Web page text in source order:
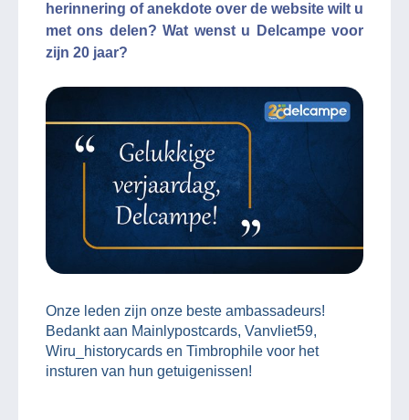
herinnering of anekdote over de website wilt u
met ons delen? Wat wenst u Delcampe voor
zijn 20 jaar?
Onze leden zijn onze beste ambassadeurs!
Bedankt aan Mainlypostcards, Vanvliet59,
Wiru_historycards en Timbrophile voor het
insturen van hun getuigenissen!